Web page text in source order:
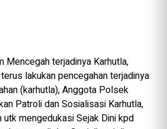
Mencegah terjadinya Karhutla,
lakukan pencegahan terjadinya
(karhutla), Anggota Polsek
Patroli dan Sosialisasi Karhutla,
mengedukasi Sejak Dini kpd